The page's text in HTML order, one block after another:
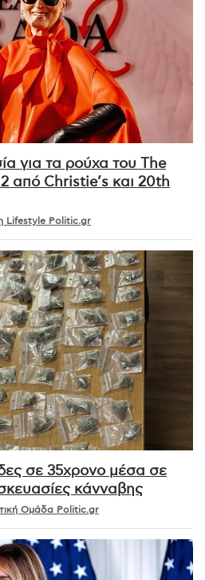
για τα ρούχα του The
από Christie’s και 20th
Lifestyle Politic.gr
σε 35χρονο μέσα σε
κάνναβης
Ομάδα Politic.gr